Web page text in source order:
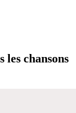
les chansons